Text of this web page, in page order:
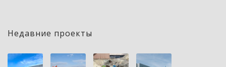
Недавние проекты